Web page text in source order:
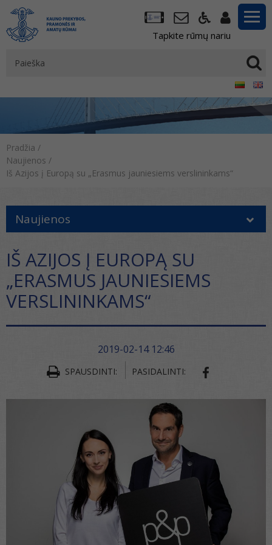
Tapkite rūmų nariu
Pradžia /
Naujienos /
Iš Azijos į Europą su „Erasmus jauniesiems verslininkams“
Naujienos
IŠ AZIJOS Į EUROPĄ SU
„ERASMUS JAUNIESIEMS
VERSLININKAMS“
2019-02-14 12:46
SPAUSDINTI: PASIDALINTI: